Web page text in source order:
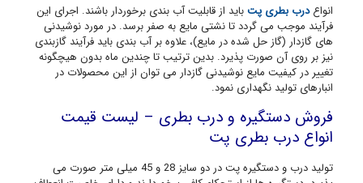
انواعدرب بطری پتباید از قابلیت آب بندی برخوردار باشند. اجرای این
فرآیند موجب می گردد تا نشتی مایع به صفر برسد. در مورد نوشیدنی
های گازدار (گاز حل شده در مایع)، علاوه بر آب بندی باید فرآیند گازبندی
نیز بر روی آن صورت پذیرد. بدین ترتیب تا چندین ماه بدون هیچگونه
تغییر در کیفیت مایع نوشیدنی گازدار می توان از این محصولات در
انبارهای تولید نگهداری نمود.
فروش دستگیره و درب بطری – لیست قیمت
انواع درب بطری پت
تولید درب و دستگیره پت در دو سایز 28 و 45 میلی متر صورت می